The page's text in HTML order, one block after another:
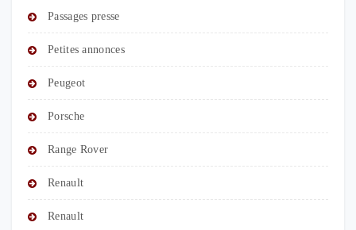
Passages presse
Petites annonces
Peugeot
Porsche
Range Rover
Renault
Renault